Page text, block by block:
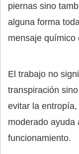
piernas sino
alguna forma
mensaje químico
El trabajo no
transpiración
evitar la
moderado ayuda
funcionamiento.